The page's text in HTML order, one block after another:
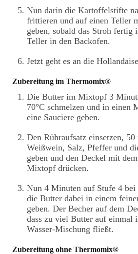
Nun darin die Kartoffelstifte
frittieren und auf einen Teller
geben, sobald das Stroh fertig
Teller in den Backofen.
Jetzt geht es an die
Zubereitung im Thermomix®
Die Butter im Mixtopf 3
70°C schmelzen und in einen
eine Sauciere geben.
Den Rühraufsatz einsetzen, 50
Weißwein, Salz, Pfeffer und
geben und den Deckel mit
Mixtopf drücken.
Nun 4 Minuten auf Stufe 4 bei
die Butter dabei in einem
geben. Der Becher auf dem
dass zu viel Butter auf einmal
Wasser-Mischung fließt.
Zubereitung ohne Thermomix®